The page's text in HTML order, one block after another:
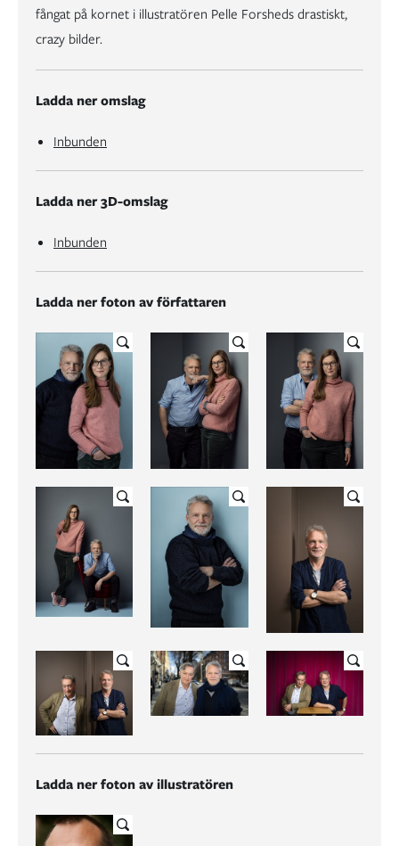
fångat på kornet i illustratören Pelle Forsheds drastiskt,
crazy bilder.
Ladda ner omslag
Inbunden
Ladda ner 3D-omslag
Inbunden
Ladda ner foton av författaren
Ladda ner foton av illustratören